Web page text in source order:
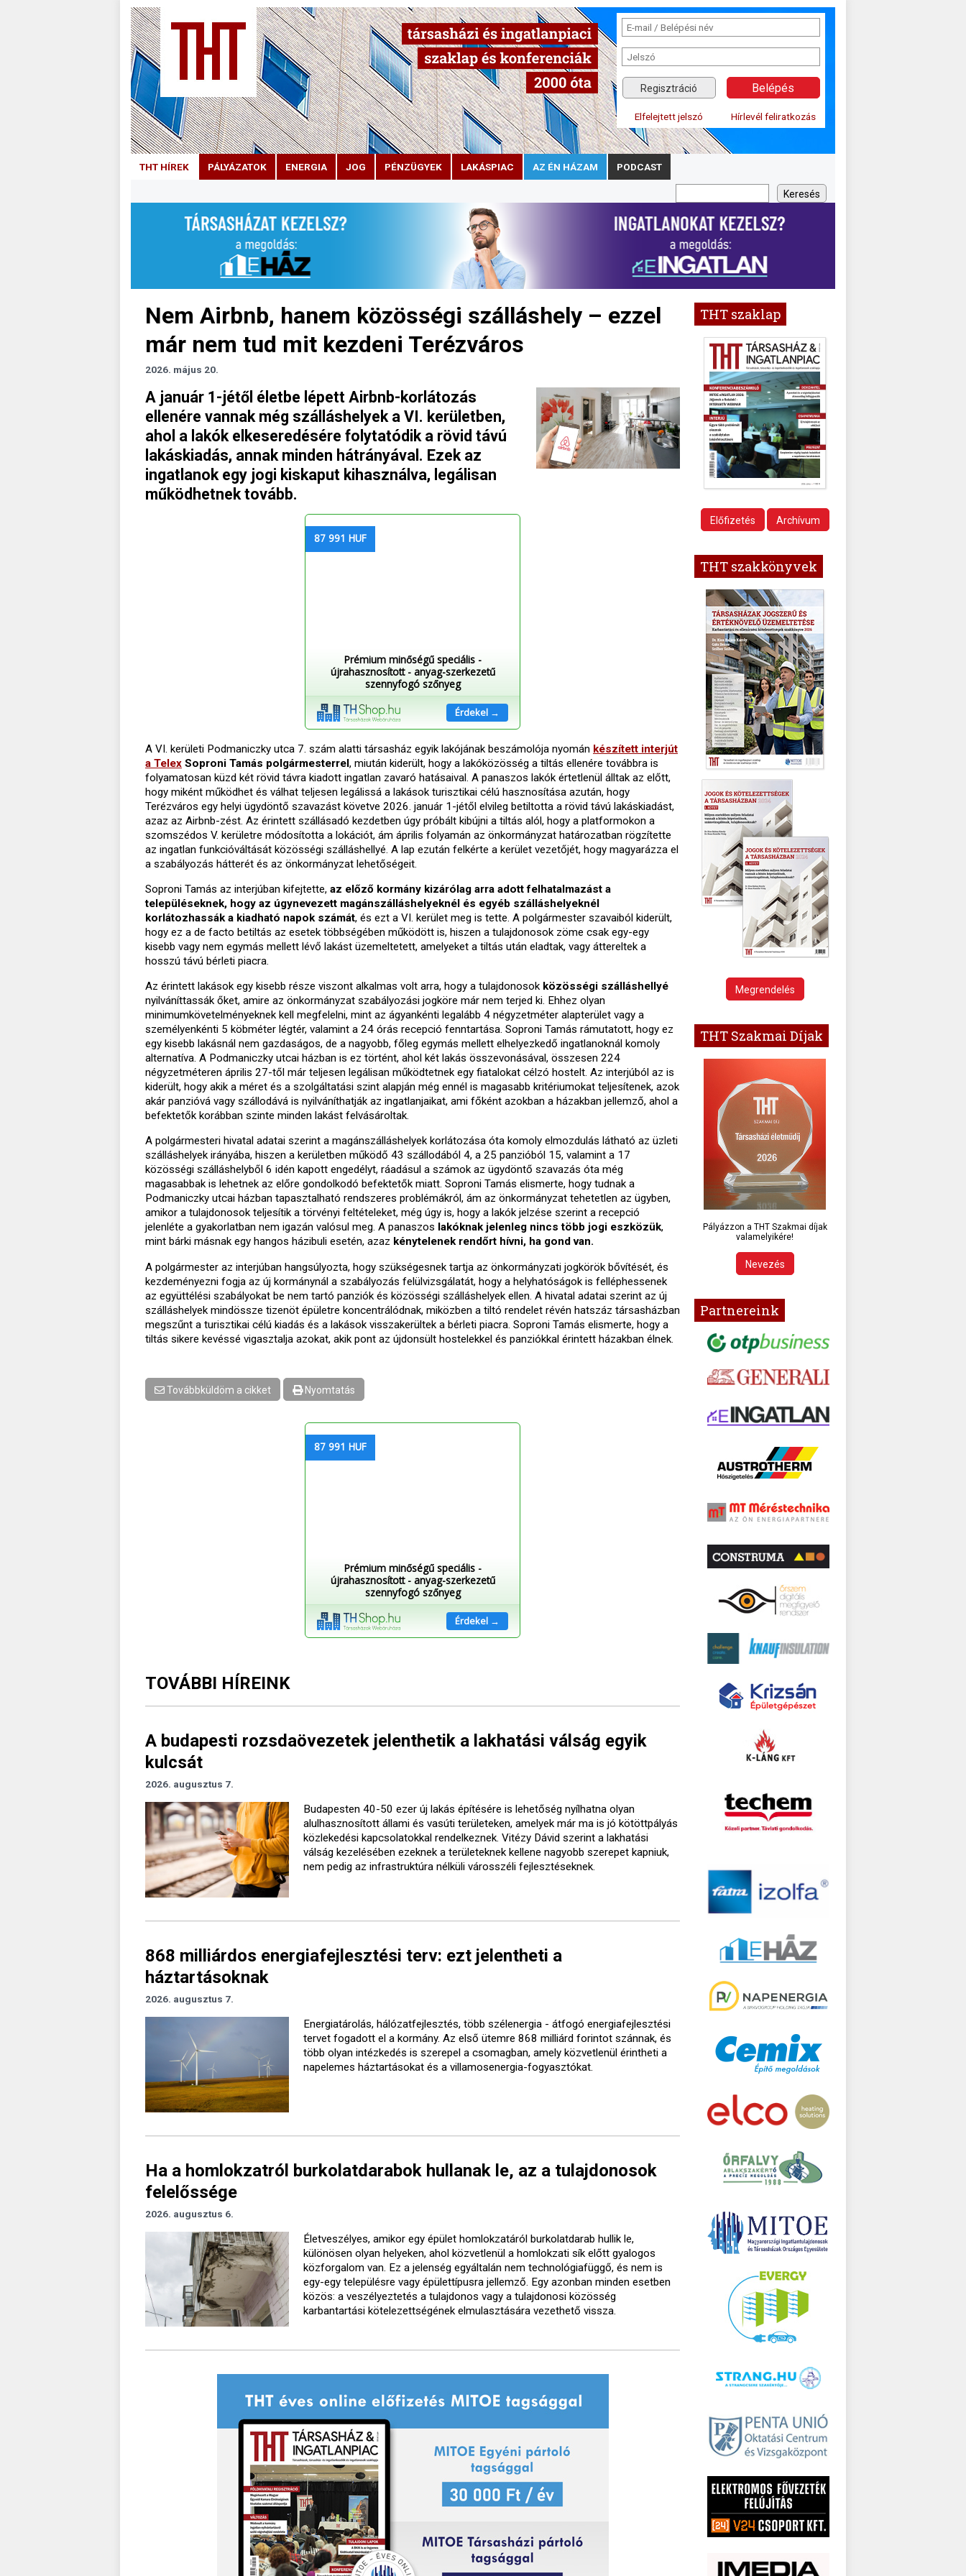
Regisztráció
Elfelejtett jelszó Hírlevél feliratkozás
THT HÍREK PÁLYÁZATOK ENERGIA JOG PÉNZÜGYEK LAKÁSPIAC AZ ÉN HÁZAM PODCAST
Nem Airbnb, hanem közösségi szálláshely – ezzel
már nem tud mit kezdeni Terézváros
2026. május 20.
A január 1-jétől életbe lépett Airbnb-korlátozás
ellenére vannak még szálláshelyek a VI. kerületben,
ahol a lakók elkeseredésére folytatódik a rövid távú
lakáskiadás, annak minden hátrányával. Ezek az
ingatlanok egy jogi kiskaput kihasználva, legálisan
működhetnek tovább.
87 991 HUF
Prémium minőségű speciális -
újrahasznosított - anyag-szerkezetű
szennyfogó szőnyeg
Érdekel →
A VI. kerületi Podmaniczky utca 7. szám alatti társasház egyik lakójának beszámolója nyomán készített interjút
a Telex Soproni Tamás polgármesterrel, miután kiderült, hogy a lakóközösség a tiltás ellenére továbbra is
folyamatosan küzd két rövid távra kiadott ingatlan zavaró hatásaival. A panaszos lakók értetlenül álltak az előtt,
hogy miként működhet és válhat teljesen legálissá a lakások turisztikai célú hasznosítása azután, hogy
Terézváros egy helyi ügydöntő szavazást követve 2026. január 1-jétől elvileg betiltotta a rövid távú lakáskiadást,
azaz az Airbnb-zést. Az érintett szállásadó kezdetben úgy próbált kibújni a tiltás alól, hogy a platformokon a
szomszédos V. kerületre módosította a lokációt, ám április folyamán az önkormányzat határozatban rögzítette
az ingatlan funkcióváltását közösségi szálláshellyé. A lap ezután felkérte a kerület vezetőjét, hogy magyarázza el
a szabályozás hátterét és az önkormányzat lehetőségeit.
Soproni Tamás az interjúban kifejtette, az előző kormány kizárólag arra adott felhatalmazást a
településeknek, hogy az úgynevezett magánszálláshelyeknél és egyéb szálláshelyeknél
korlátozhassák a kiadható napok számát, és ezt a VI. kerület meg is tette. A polgármester szavaiból kiderült,
hogy ez a de facto betiltás az esetek többségében működött is, hiszen a tulajdonosok zöme csak egy-egy
kisebb vagy nem egymás mellett lévő lakást üzemeltetett, amelyeket a tiltás után eladtak, vagy áttereltek a
hosszú távú bérleti piacra.
Az érintett lakások egy kisebb része viszont alkalmas volt arra, hogy a tulajdonosok közösségi szálláshellyé
nyilváníttassák őket, amire az önkormányzat szabályozási jogköre már nem terjed ki. Ehhez olyan
minimumkövetelményeknek kell megfelelni, mint az ágyankénti legalább 4 négyzetméter alapterület vagy a
személyenkénti 5 köbméter légtér, valamint a 24 órás recepció fenntartása. Soproni Tamás rámutatott, hogy ez
egy kisebb lakásnál nem gazdaságos, de a nagyobb, főleg egymás mellett elhelyezkedő ingatlanoknál komoly
alternatíva. A Podmaniczky utcai házban is ez történt, ahol két lakás összevonásával, összesen 224
négyzetméteren április 27-től már teljesen legálisan működtetnek egy fiatalokat célzó hostelt. Az interjúból az is
kiderült, hogy akik a méret és a szolgáltatási szint alapján még ennél is magasabb kritériumokat teljesítenek, azok
akár panzióvá vagy szállodává is nyilváníthatják az ingatlanjaikat, ami főként azokban a házakban jellemző, ahol a
befektetők korábban szinte minden lakást felvásároltak.
A polgármesteri hivatal adatai szerint a magánszálláshelyek korlátozása óta komoly elmozdulás látható az üzleti
szálláshelyek irányába, hiszen a kerületben működő 43 szállodából 4, a 25 panzióból 15, valamint a 17
közösségi szálláshelyből 6 idén kapott engedélyt, ráadásul a számok az ügydöntő szavazás óta még
magasabbak is lehetnek az előre gondolkodó befektetők miatt. Soproni Tamás elismerte, hogy tudnak a
Podmaniczky utcai házban tapasztalható rendszeres problémákról, ám az önkormányzat tehetetlen az ügyben,
amikor a tulajdonosok teljesítik a törvényi feltételeket, még úgy is, hogy a lakók jelzése szerint a recepció
jelenléte a gyakorlatban nem igazán valósul meg. A panaszos lakóknak jelenleg nincs több jogi eszközük,
mint bárki másnak egy hangos házibuli esetén, azaz kénytelenek rendőrt hívni, ha gond van.
A polgármester az interjúban hangsúlyozta, hogy szükségesnek tartja az önkormányzati jogkörök bővítését, és
kezdeményezni fogja az új kormánynál a szabályozás felülvizsgálatát, hogy a helyhatóságok is felléphessenek
az együttélési szabályokat be nem tartó panziók és közösségi szálláshelyek ellen. A hivatal adatai szerint az új
szálláshelyek mindössze tizenöt épületre koncentrálódnak, miközben a tiltó rendelet révén hatszáz társasházban
megszűnt a turisztikai célú kiadás és a lakások visszakerültek a bérleti piacra. Soproni Tamás elismerte, hogy a
tiltás sikere kevéssé vigasztalja azokat, akik pont az újdonsült hostelekkel és panziókkal érintett házakban élnek.
Továbbküldöm a cikket Nyomtatás
87 991 HUF
Prémium minőségű speciális -
újrahasznosított - anyag-szerkezetű
szennyfogó szőnyeg
Érdekel →
TOVÁBBI HÍREINK
A budapesti rozsdaövezetek jelenthetik a lakhatási válság egyik
kulcsát
2026. augusztus 7.
Budapesten 40-50 ezer új lakás építésére is lehetőség nyílhatna olyan
alulhasznosított állami és vasúti területeken, amelyek már ma is jó kötöttpályás
közlekedési kapcsolatokkal rendelkeznek. Vitézy Dávid szerint a lakhatási
válság kezelésében ezeknek a területeknek kellene nagyobb szerepet kapniuk,
nem pedig az infrastruktúra nélküli városszéli fejlesztéseknek.
868 milliárdos energiafejlesztési terv: ezt jelentheti a
háztartásoknak
2026. augusztus 7.
Energiatárolás, hálózatfejlesztés, több szélenergia - átfogó energiafejlesztési
tervet fogadott el a kormány. Az első ütemre 868 milliárd forintot szánnak, és
több olyan intézkedés is szerepel a csomagban, amely közvetlenül érintheti a
napelemes háztartásokat és a villamosenergia-fogyasztókat.
Ha a homlokzatról burkolatdarabok hullanak le, az a tulajdonosok
felelőssége
2026. augusztus 6.
Életveszélyes, amikor egy épület homlokzatáról burkolatdarab hullik le,
különösen olyan helyeken, ahol közvetlenül a homlokzati sík előtt gyalogos
közforgalom van. Ez a jelenség egyáltalán nem technológiafüggő, és nem is
egy-egy településre vagy épülettípusra jellemző. Egy azonban minden esetben
közös: a veszélyeztetés a tulajdonos vagy a tulajdonosi közösség
karbantartási kötelezettségének elmulasztására vezethető vissza.
THT szaklap
Előfizetés Archívum
THT szakkönyvek
Megrendelés
THT Szakmai Díjak
Pályázzon a THT Szakmai díjak
valamelyikére!
Nevezés
Partnereink